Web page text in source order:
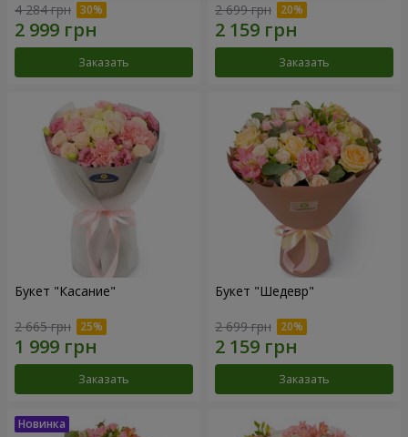
4 284 грн
Заказать
2 699 грн
Заказать
Букет "Касание"
2 665 грн
Заказать
Букет "Шедевр"
2 699 грн
Заказать